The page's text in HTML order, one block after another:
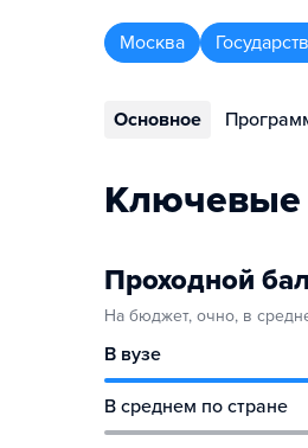
Москва
Основное
Ключевые
Проходной
На бюджет, очно, в
В вузе
В среднем по стране